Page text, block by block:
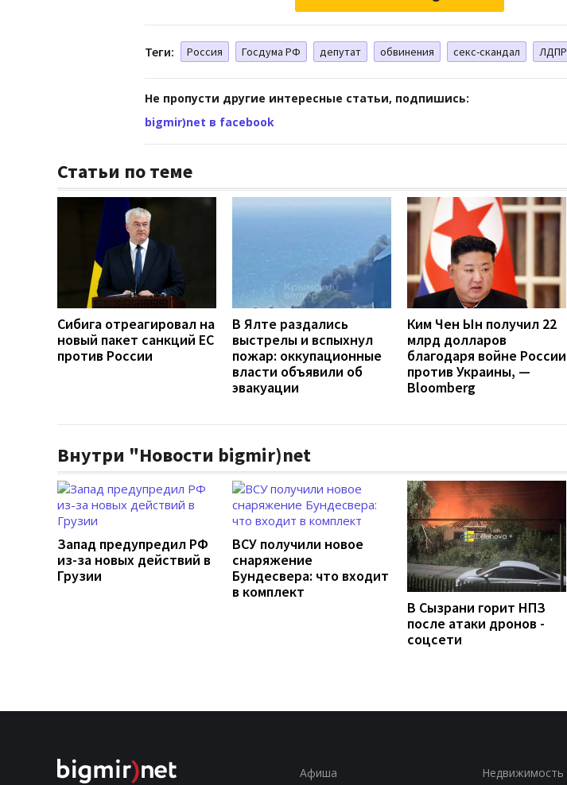
Теги: Россия Госдума РФ депутат обвинения секс-скандал ЛДПР
Не пропусти другие интересные статьи, подпишись:
bigmir)net в facebook
Статьи по теме
Сибига отреагировал на
новый пакет санкций ЕС
против России
В Ялте раздались
выстрелы и вспыхнул
пожар: оккупационные
власти объявили об
эвакуации
Ким Чен Ын получил 22
млрд долларов
благодаря войне России
против Украины, —
Bloomberg
Внутри "Новости bigmir)net
Запад предупредил РФ
из-за новых действий в
Грузии
ВСУ получили новое
снаряжение
Бундесвера: что входит
в комплект
В Сызрани горит НПЗ
после атаки дронов -
соцсети
Афиша Недвижимость